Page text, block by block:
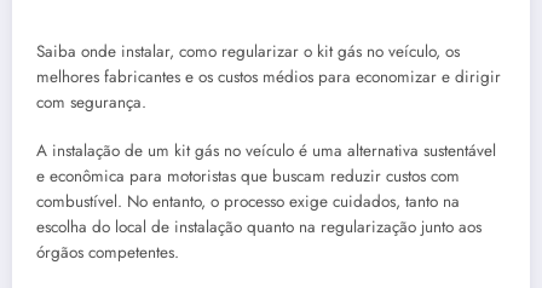
Saiba onde instalar, como regularizar o kit gás no veículo, os
melhores fabricantes e os custos médios para economizar e dirigir
com segurança.
A instalação de um kit gás no veículo é uma alternativa sustentável
e econômica para motoristas que buscam reduzir custos com
combustível. No entanto, o processo exige cuidados, tanto na
escolha do local de instalação quanto na regularização junto aos
órgãos competentes.